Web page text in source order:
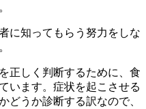
に知ってもらう努力をしな
正しく判断するために、食
います。症状を起こさせる
どうか診断する訳なので、